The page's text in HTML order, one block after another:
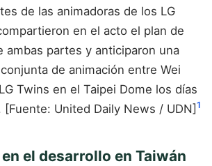
de las animadoras de los LG
en el acto el plan de
ambas partes y anticiparon una
de animación entre Wei
Twins en el Taipei Dome los días
[Fuente: United Daily News / UDN] 1
el desarrollo en Taiwán